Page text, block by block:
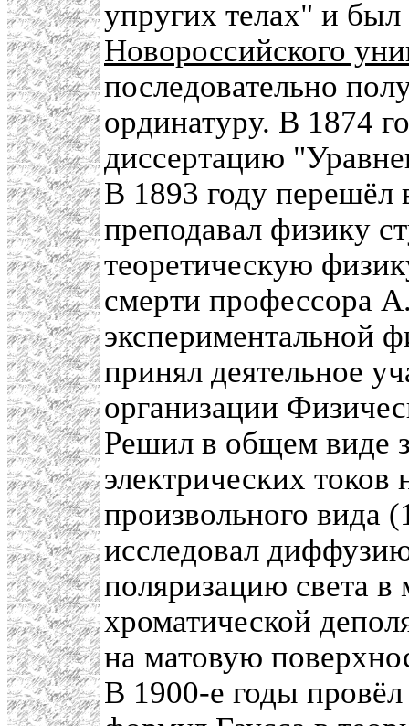
упругих телах" и
Новороссийского
последовательно
ординатуру. В 1874
диссертацию
В 1893 году перешёл
преподавал физику
теоретическую
смерти профессора
экспериментальной
принял деятельное
организации
Решил в общем виде
электрических
произвольного вида
исследовал
поляризацию света
хроматической
на матовую
В 1900-е годы